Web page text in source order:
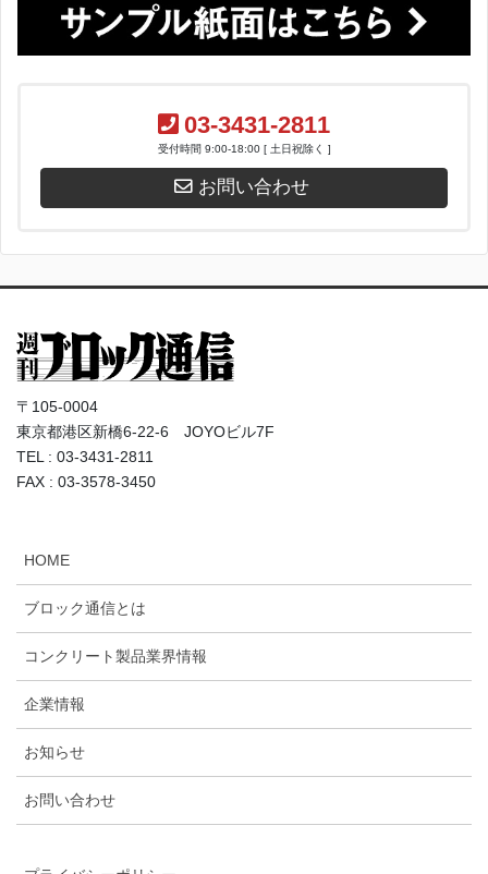
03-3431-2811
受付時間 9:00-18:00 [ 土日祝除く ]
お問い合わせ
〒105-0004
東京都港区新橋6-22-6 JOYOビル7F
TEL : 03-3431-2811
FAX : 03-3578-3450
HOME
ブロック通信とは
コンクリート製品業界情報
企業情報
お知らせ
お問い合わせ